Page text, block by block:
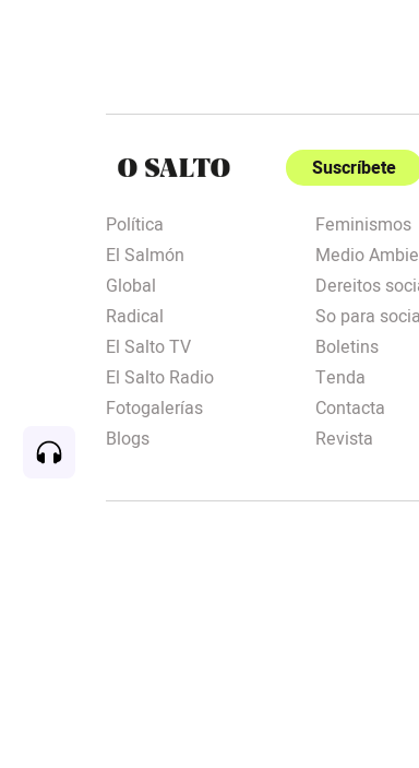
Suscríbete
Política
El Salmón
Global
Radical
El Salto TV
El Salto Radio
Fotogalerías
Blogs
Feminismos
Medio
Dereitos
So para
Boletins
Tenda
Contacta
Revista